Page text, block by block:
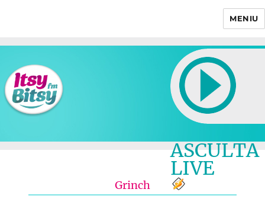
MENIU
ASCULTA
LIVE
Grinch